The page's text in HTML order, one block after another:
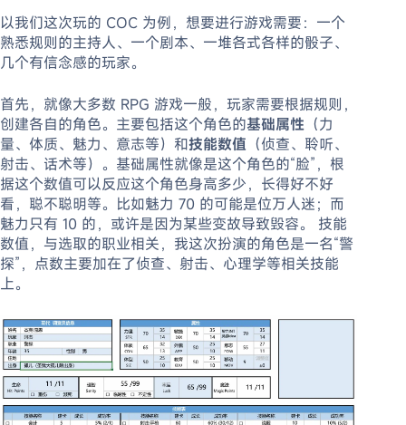
以我们这次玩的 COC 为例，想要进行游戏需要：一个
熟悉规则的主持人、一个剧本、一堆各式各样的骰子、
几个有信念感的玩家。
首先，就像大多数 RPG 游戏一般，玩家需要根据规则，
创建各自的角色。主要包括这个角色的基础属性 （力
量、体质、魅力、意志等）和技能数值 （侦查、聆听、
射击、话术等）。基础属性就像是这个角色的“脸”，根
据这个数值可以反应这个角色身高多少，长得好不好
看，聪不聪明等。比如魅力 70 的可能是位万人迷；而
魅力只有 10 的，或许是因为某些变故导致毁容。 技能
数值，与选取的职业相关，我这次扮演的角色是一名“警
探”，点数主要加在了侦查、射击、心理学等相关技能
上。